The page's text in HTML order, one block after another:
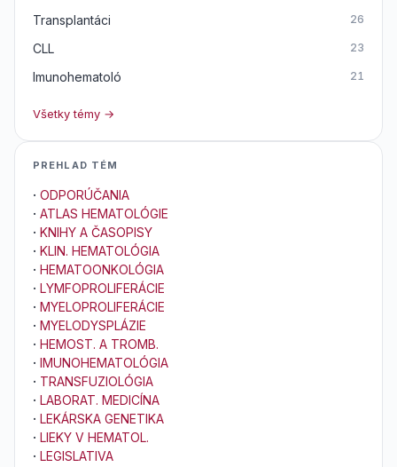
Transplantáci 26
CLL 23
Imunohematoló 21
Všetky témy →
PREHLAD TÉM
· ODPORÚČANIA
· ATLAS HEMATOLÓGIE
· KNIHY A ČASOPISY
· KLIN. HEMATOLÓGIA
· HEMATOONKOLÓGIA
· LYMFOPROLIFERÁCIE
· MYELOPROLIFERÁCIE
· MYELODYSPLÁZIE
· HEMOST. A TROMB.
· IMUNOHEMATOLÓGIA
· TRANSFUZIOLÓGIA
· LABORAT. MEDICÍNA
· LEKÁRSKA GENETIKA
· LIEKY V HEMATOL.
· LEGISLATIVA